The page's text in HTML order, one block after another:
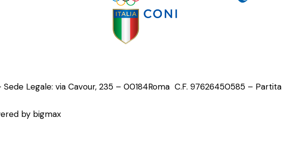
Legale: via Cavour, 235 – 00184Roma C.F. 97626450585 – Partita
by bigmax